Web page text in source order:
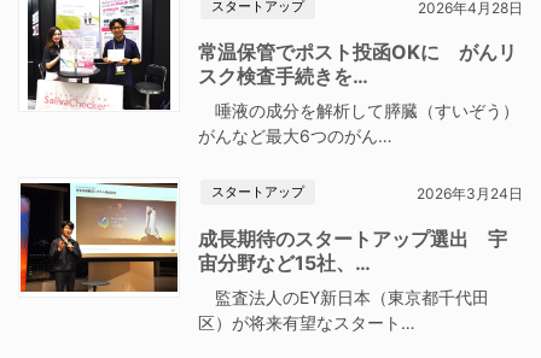
スタートアップ 2026年4月28日
常温保管でポスト投函OKに がんリ
スク検査手続きを…
唾液の成分を解析して膵臓（すいぞう）
がんなど最大6つのがん…
スタートアップ 2026年3月24日
成長期待のスタートアップ選出 宇
宙分野など15社、…
監査法人のEY新日本（東京都千代田
区）が将来有望なスタート…